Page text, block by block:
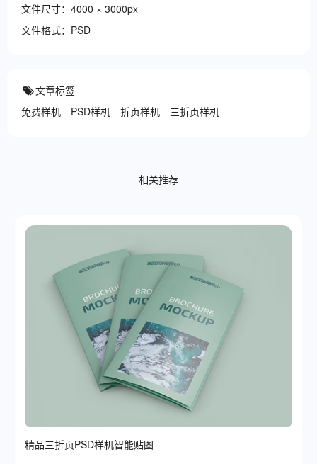
文件尺寸：4000 × 3000px
文件格式：PSD
文章标签
免费样机
PSD样机 折页样机 三折页样机
相关推荐
精品三折页PSD样机智能贴图